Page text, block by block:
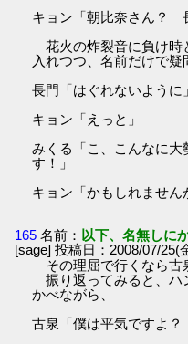
キョン「朝比奈さん？
花火の炸裂音に負け時
入れつつ、名前だけで疑
長門「はぐれないように」
キョン「えっと」
みくる「こ、こんなに大
す！」
キョン「かもしれませ
165 名前： 以下、名無しに
[sage] 投稿日：2008/07/25(
その理屈で行くなら古
振り返ってみると、ハ
かべながら、
古泉「僕は平気ですよ